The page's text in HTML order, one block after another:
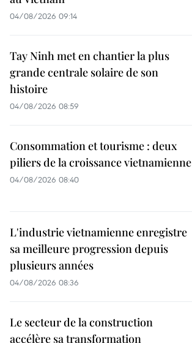
04/08/2026 09:14
Tay Ninh met en chantier la plus
grande centrale solaire de son
histoire
04/08/2026 08:59
Consommation et tourisme : deux
piliers de la croissance vietnamienne
04/08/2026 08:40
L'industrie vietnamienne enregistre
sa meilleure progression depuis
plusieurs années
04/08/2026 08:36
Le secteur de la construction
accélère sa transformation